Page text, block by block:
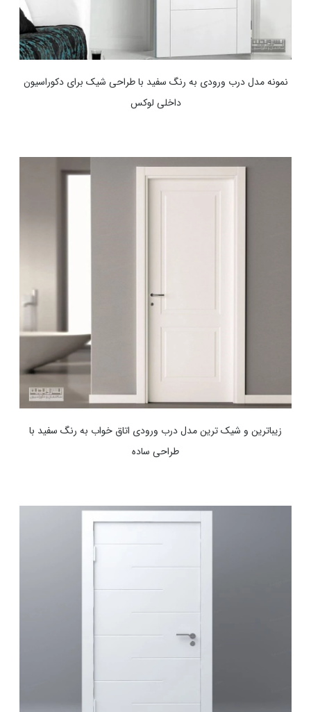
نمونه مدل درب ورودی به رنگ سفید با طراحی شیک برای دکوراسیون
داخلی لوکس
زیباترین و شیک ترین مدل درب ورودی اتاق خواب به رنگ سفید با
طراحی ساده